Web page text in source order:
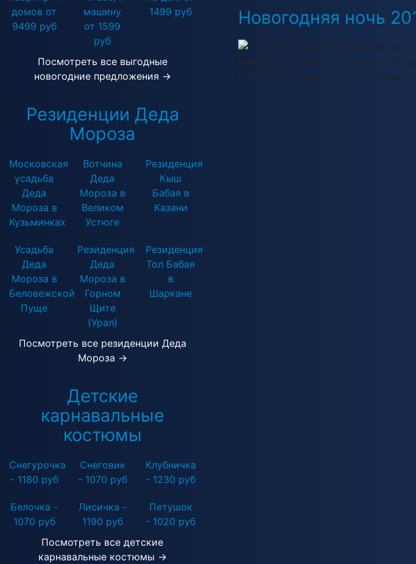
Новогодняя ночь
Парк «Зарядье» – новейший
непосредственной близости от
и гостей столицы погулять в
домов от
9499 руб
машину
от 1599
руб
1499 руб
Посмотреть все выгодные
новогодние предложения →
Резиденции Деда
Мороза
Московская
усадьба
Деда
Мороза в
Кузьминках
Вотчина
Деда
Мороза в
Великом
Устюге
Резиденция
Кыш
Бабая в
Казани
Усадьба
Деда
Мороза в
Беловежской
Пуще
Резиденция
Деда
Мороза в
Горном
Щите
(Урал)
Резиденция
Тол Бабая
в
Шаркане
Посмотреть все резиденции Деда
Мороза →
Детские
карнавальные
костюмы
Снегурочка
- 1180 руб
Снеговик
- 1070 руб
Клубничка
- 1230 руб
Белочка -
1070 руб
Лисичка -
1190 руб
Петушок
- 1020 руб
Посмотреть все детские
карнавальные костюмы →